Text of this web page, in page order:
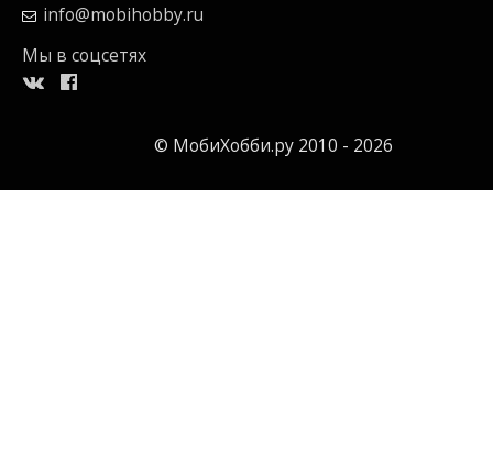
info@mobihobby.ru
Мы в соцсетях
© МобиХобби.ру 2010 - 2026